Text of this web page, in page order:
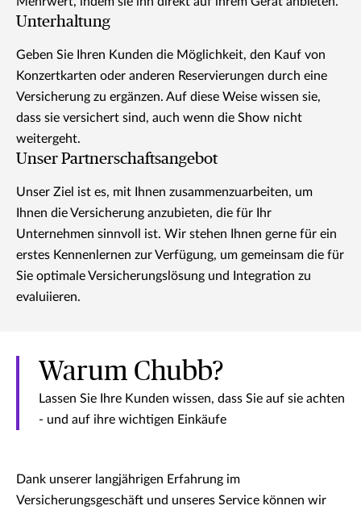
Unterhaltung
Geben Sie Ihren Kunden die Möglichkeit, den Kauf von
Konzertkarten oder anderen Reservierungen durch eine
Versicherung zu ergänzen. Auf diese Weise wissen sie,
dass sie versichert sind, auch wenn die Show nicht
weitergeht.
Unser Partnerschaftsangebot
Unser Ziel ist es, mit Ihnen zusammenzuarbeiten, um
Ihnen die Versicherung anzubieten, die für Ihr
Unternehmen sinnvoll ist. Wir stehen Ihnen gerne für ein
erstes Kennenlernen zur Verfügung, um gemeinsam die für
Sie optimale Versicherungslösung und Integration zu
evaluiieren.
Warum Chubb?
Lassen Sie Ihre Kunden wissen, dass Sie auf sie achten
- und auf ihre wichtigen Einkäufe
Dank unserer langjährigen Erfahrung im
Versicherungsgeschäft und unseres Service können wir